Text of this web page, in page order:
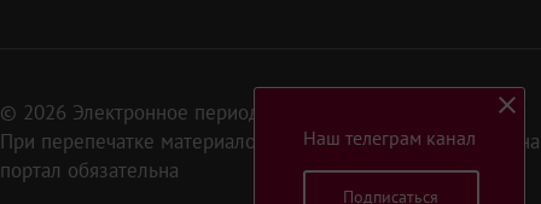
© 2026 Электронное периодическое издание «Татарстан»
При перепечатке материалов или их фрагментов ссылка на
портал обязательна
Наш телеграм канал
Подписаться